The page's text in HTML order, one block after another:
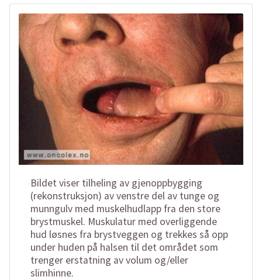
Bildet viser tilheling av gjenoppbygging
(rekonstruksjon) av venstre del av tunge og
munngulv med muskelhudlapp fra den store
brystmuskel. Muskulatur med overliggende
hud løsnes fra brystveggen og trekkes så opp
under huden på halsen til det området som
trenger erstatning av volum og/eller
slimhinne.